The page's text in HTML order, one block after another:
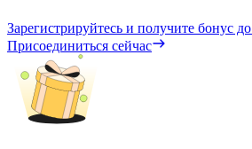
Зарегистрируйтесь и получите бонус до
Присоединиться сейчас